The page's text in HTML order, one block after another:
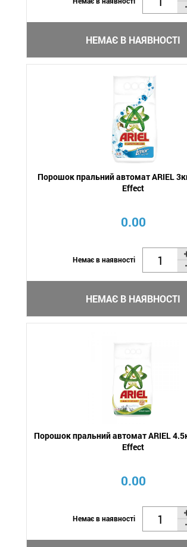
НЕМАЄ В НАЯВНОСТІ
Порошок пральний автомат ARIEL
Effect
0.00
Немає в наявності
НЕМАЄ В НАЯВНОСТІ
Порошок пральний автомат ARIEL
Effect
0.00
Немає в наявності